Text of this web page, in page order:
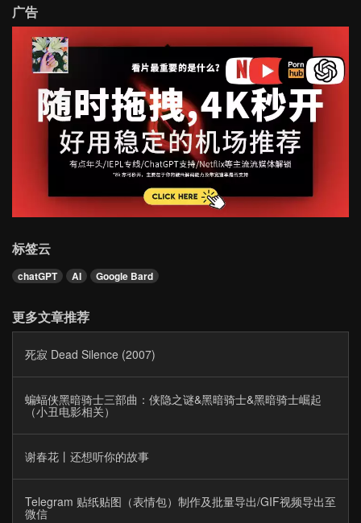
广告
标签云
chatGPT AI Google Bard
更多文章推荐
死寂 Dead Silence (2007)
蝙蝠侠黑暗骑士三部曲：侠隐之谜&黑暗骑士&黑暗骑士崛起
（小丑电影相关）
谢春花丨还想听你的故事
Telegram 贴纸贴图（表情包）制作及批量导出/GIF视频导出至
微信